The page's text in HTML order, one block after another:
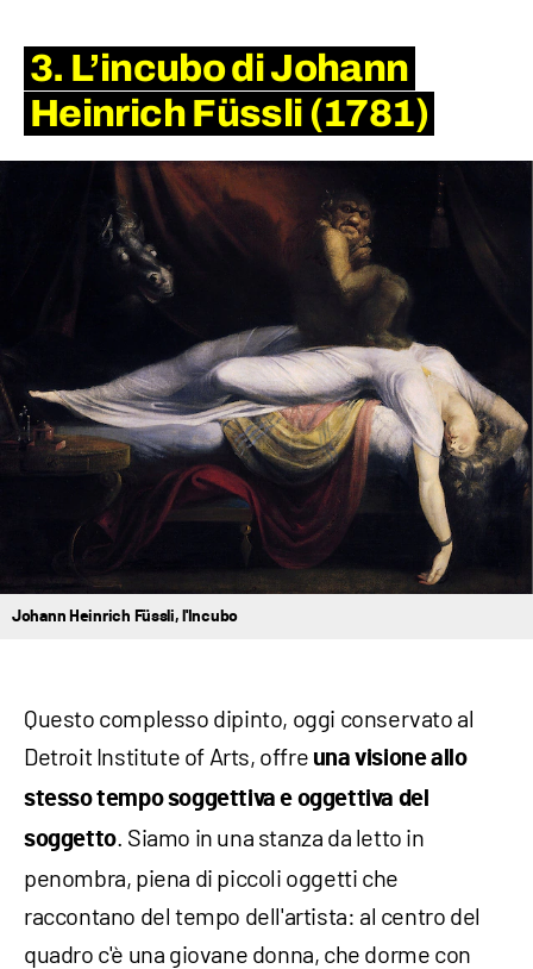
3. L’incubo di Johann
Heinrich Füssli (1781)
Johann Heinrich Füssli, l'Incubo
Questo complesso dipinto, oggi conservato al
Detroit Institute of Arts, offre una visione allo
stesso tempo soggettiva e oggettiva del
soggetto. Siamo in una stanza da letto in
penombra, piena di piccoli oggetti che
raccontano del tempo dell'artista: al centro del
quadro c'è una giovane donna, che dorme con